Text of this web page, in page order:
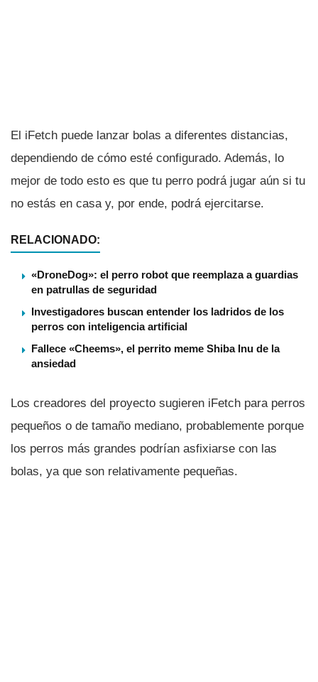
El iFetch puede lanzar bolas a diferentes distancias,
dependiendo de cómo esté configurado. Además, lo
mejor de todo esto es que tu perro podrá jugar aún si tu
no estás en casa y, por ende, podrá ejercitarse.
RELACIONADO:
«DroneDog»: el perro robot que reemplaza a guardias
en patrullas de seguridad
Investigadores buscan entender los ladridos de los
perros con inteligencia artificial
Fallece «Cheems», el perrito meme Shiba Inu de la
ansiedad
Los creadores del proyecto sugieren iFetch para perros
pequeños o de tamaño mediano, probablemente porque
los perros más grandes podrí­an asfixiarse con las
bolas, ya que son relativamente pequeñas.